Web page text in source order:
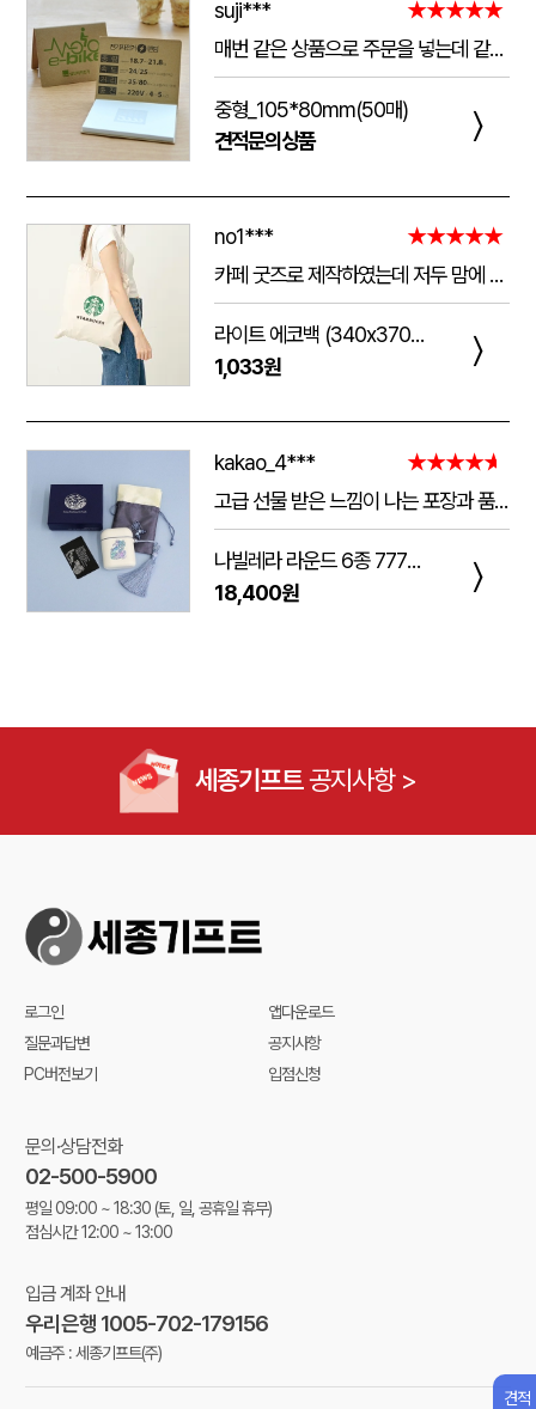
suji***
★★★★★
매번 같은 상품으로 주문을 넣는데 같은 품질로 받을 수 있어서 좋습니다. 배송 기간도 적당히 잘오는거 같아요. 앞으로도 계속 이용할꺼 같습니다. 지금과 같은 품질로 유지해주세요!!
중형_105*80mm(50매)
견적문의상품
〉
no1***
★★★★★
카페 굿즈로 제작하였는데 저두 맘에 들고 손님들도 맘에 들어하세요. 저두 매일 들고 다니는데 탄탄해서 좋아요.가격도 맘에 들어서 벌써 3번째 주문했어요.진행 과정에 있어서도 상담 직원분들 세심하고 친절하세요.
라이트 에코백 (340x370mm)
1,033원
〉
kakao_4***
★★★★★
고급 선물 받은 느낌이 나는 포장과 품질.
주는 사람도 받는 사람도 만족 스러운 제품 입니다.
다만 아쉬운 점은 조립이 덜되어 있는 것이 간혹 있습니다.
케이스가 빠지는 현상이 좀 있는데, 조립할때 신경써서 해주시면 더 좋은 인상이 남을 것 같습니다.
나빌레라 라운드 6종 777쓰리세븐 손톱깎이 호작도 까치호랑이 네일케어세트
18,400원
〉
세종기프트공지사항 >
로그인
앱다운로드
질문과답변
공지사항
PC버전보기
입점신청
문의·상담전화
02-500-5900
평일 09:00 ~ 18:30(토, 일, 공휴일 휴무)
점심시간 12:00 ~ 13:00
입금 계좌 안내
우리은행 1005-702-179156
예금주 : 세종기프트(주)
견적